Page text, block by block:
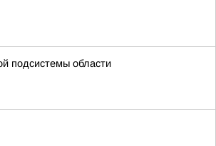
подсистемы области